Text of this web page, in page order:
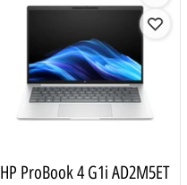
HP ProBook 4 G1i AD2M5ET